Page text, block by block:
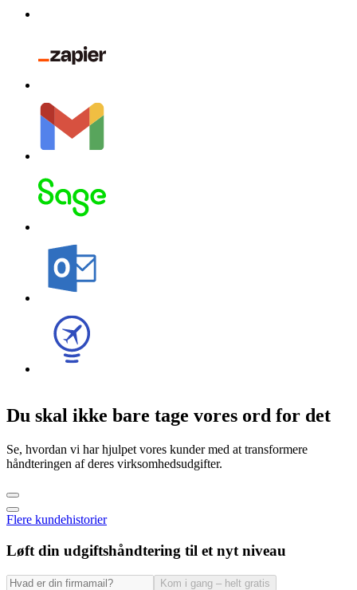
Du skal ikke bare tage vores ord for det
Se, hvordan vi har hjulpet vores kunder med at transformere
håndteringen af deres virksomhedsudgifter.
Flere kundehistorier
Løft din udgiftshåndtering til et nyt niveau
Kom i gang – helt gratis